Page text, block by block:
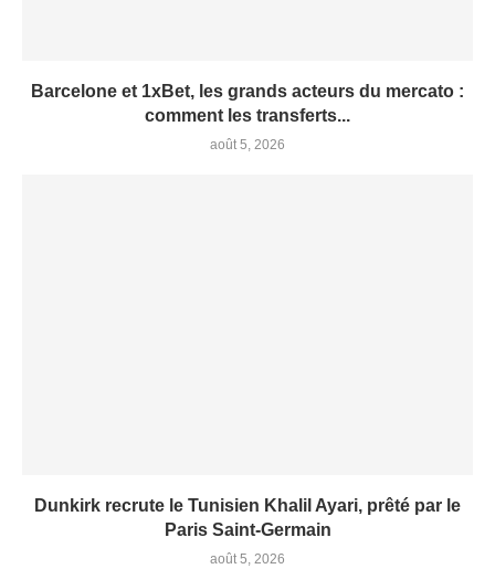
Barcelone et 1xBet, les grands acteurs du mercato :
comment les transferts...
août 5, 2026
Dunkirk recrute le Tunisien Khalil Ayari, prêté par le
Paris Saint-Germain
août 5, 2026